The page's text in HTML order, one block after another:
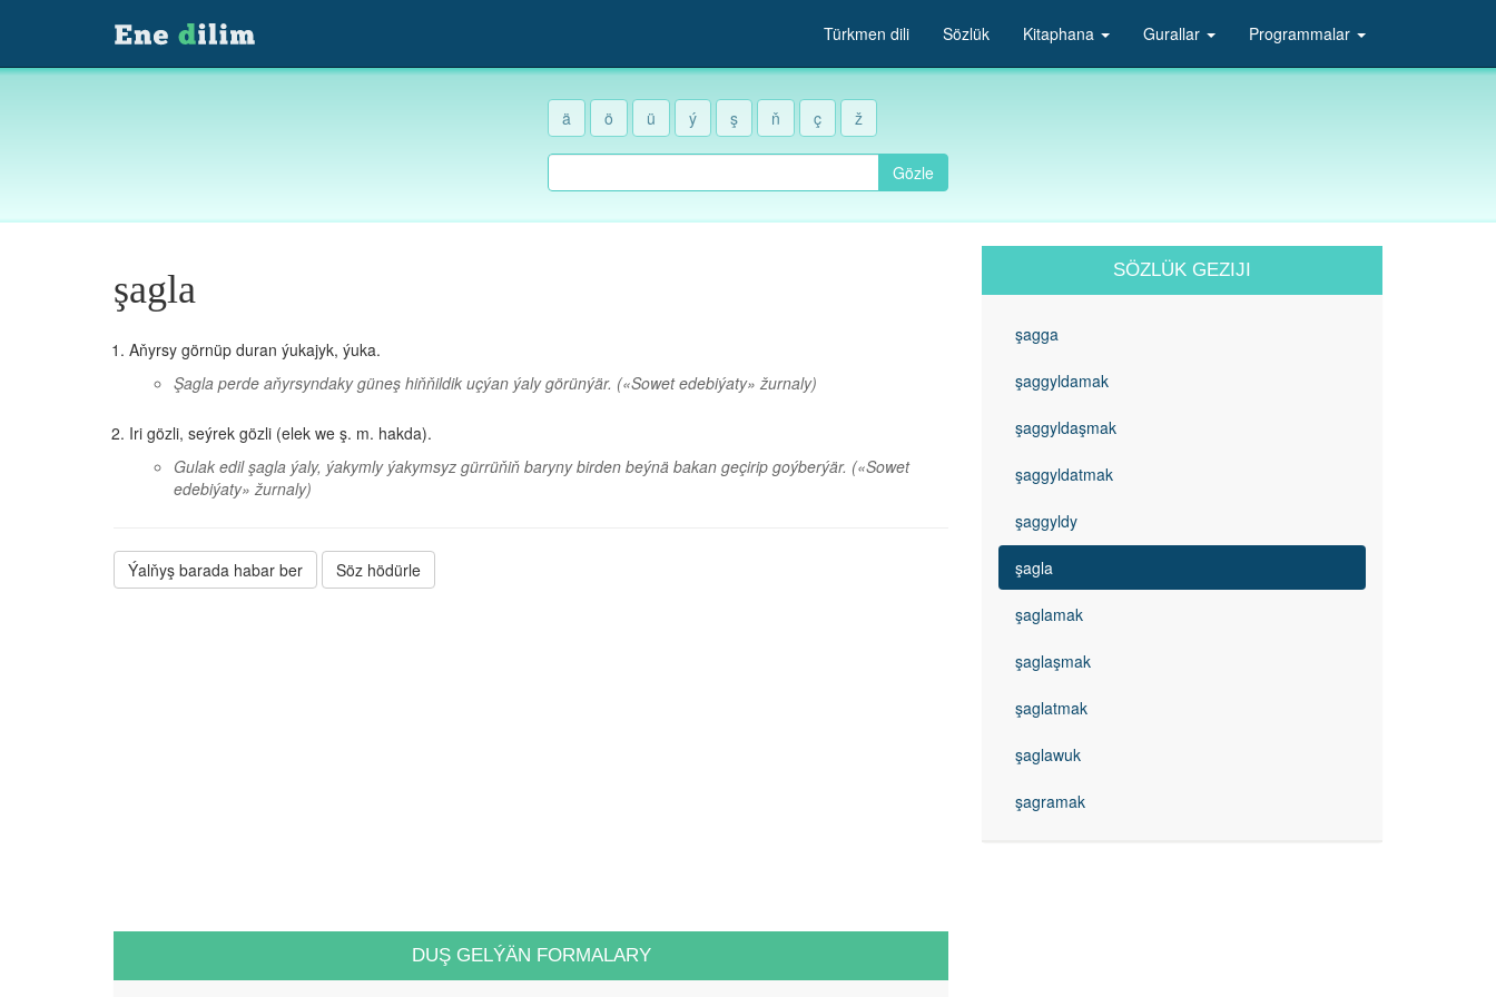
Türkmen dili Sözlük Kitaphana Gurallar Programmalar
ä ö ü ý ş ň ç ž
Gözle
şagla
Aňyrsy görnüp duran ýukajyk, ýuka.
Şagla perde aňyrsyndaky güneş hiňňildik uçýan ýaly görünýär. («Sowet edebiýaty» žurnaly)
Iri gözli, seýrek gözli (elek we ş. m. hakda).
Gulak edil şagla ýaly, ýakymly ýakymsyz gürrüňiň baryny birden beýnä bakan geçirip goýberýär. («Sowet
edebiýaty» žurnaly)
Ýalňyş barada habar ber Söz hödürle
DUŞ GELÝÄN FORMALARY
SÖZLÜK GEZIJI
şagga
şaggyldamak
şaggyldaşmak
şaggyldatmak
şaggyldy
şagla
şaglamak
şaglaşmak
şaglatmak
şaglawuk
şagramak